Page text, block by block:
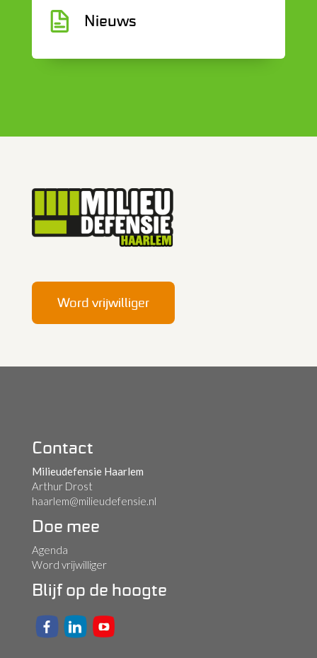
G Nieuws
Word vrijwilliger
Contact
Milieudefensie Haarlem
Arthur Drost
haarlem@milieudefensie.nl
Doe mee
Agenda
Word vrijwilliger
Blijf op de hoogte